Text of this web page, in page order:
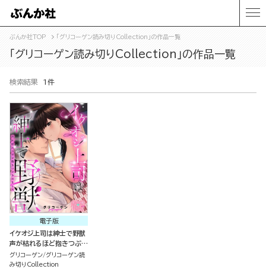
ぶんか社TOP 「グリコーゲン読み切りCollection」の作品一覧
「グリコーゲン読み切りCollection」の作品一覧
検索結果 1件
電子版
イケオジ上司は紳士で野獣
声が枯れるほど抱きつぶさ
れました（単話版）
グリコーゲン グリコーゲン読
み切りCollection